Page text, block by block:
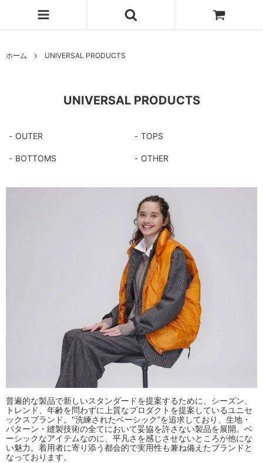
ホーム UNIVERSAL PRODUCTS
UNIVERSAL PRODUCTS
OUTER TOPS
BOTTOMS OTHER
普遍的な製品で新しいスタンダードを提案するために、シーズン、
トレンド、年齢を問わずに上質なプロダクトを提案しているユニセ
ックスブランド。"洗練されたベーシック”を追求しており、生地・
パターン・縫製技術の全てにおいて妥協を許さない製品を展開。ベ
ーシックなアイテムなのに、平凡さを感じさせないところが他にな
い魅力。着用者に寄り添う都会的で実用性も兼ね備えたブランドと
なっております。